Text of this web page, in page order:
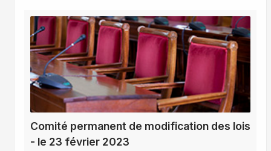
Comité permanent de modification des lois
- le 23 février 2023